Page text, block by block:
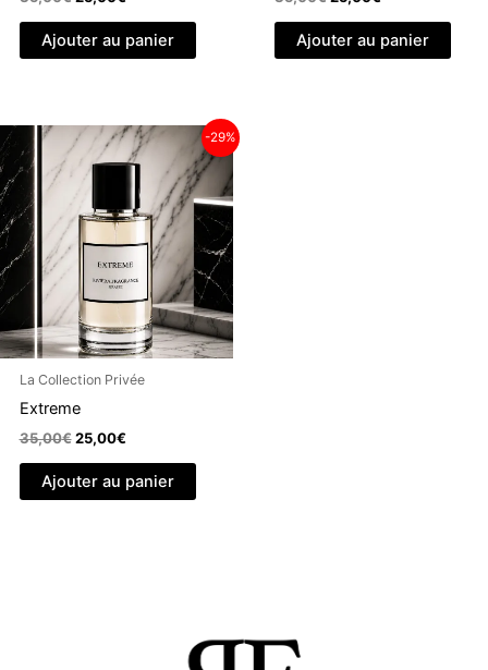
initial
était :
actuel
est :
Ajouter au panier
initial
était :
actuel
est :
Ajouter au panier
-29%
La Collection Privée
Extreme
35,00€ Le
initial
était :
25,00€Le
actuel
est :
Ajouter au panier